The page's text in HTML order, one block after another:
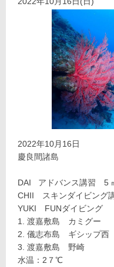
2022年10月16日
慶良間諸島
DAI アドバンス講習 5
CHII スキンダイビング
YUKI FUNダイビング
渡嘉敷島 カミグー
儀志布島 ギシップ西
渡嘉敷島 野崎
水温：2７℃